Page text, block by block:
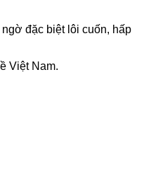
đặc biệt lôi cuốn, hấp
Việt Nam.